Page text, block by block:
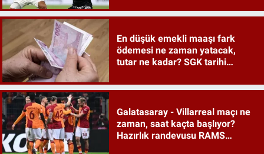
En düşük emekli maaşı fark
ödemesi ne zaman yatacak,
tutar ne kadar? SGK tarihi
Galatasaray - Villarreal maçı ne
zaman, saat kaçta başlıyor?
Hazırlık randevusu RAMS